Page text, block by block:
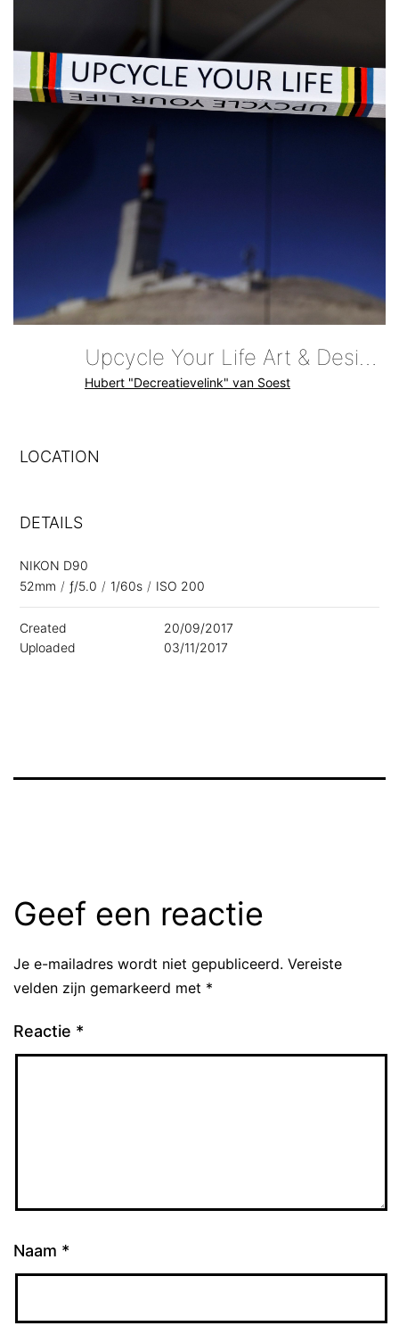
Upcycle Your Life Art & Design Ventoux
Hubert "Decreatievelink" van Soest
LOCATION
DETAILS
NIKON D90
52mm / ƒ/5.0 / 1/60s / ISO 200
Created
20/09/2017
Uploaded
03/11/2017
Geef een reactie
Je e-mailadres wordt niet gepubliceerd. Vereiste
velden zijn gemarkeerd met *
Reactie *
Naam *